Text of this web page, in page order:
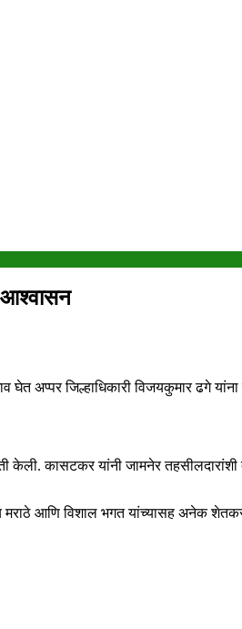
आश्वासन
घेत अप्पर जिल्हाधिकारी विजयकुमार ढगे
केली. कासटकर यांनी जामनेर
मराठे आणि विशाल भगत यांच्यासह अनेक